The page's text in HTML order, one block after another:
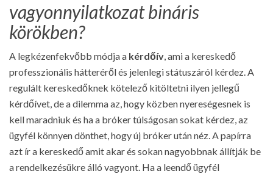
vagyonnyilatkozat bináris
körökben?
A legkézenfekvőbb módja a kérdőív, ami a kereskedő
professzionális hátteréről és jelenlegi státuszáról kérdez. A
regulált kereskedőknek kötelező kitöltetni ilyen jellegű
kérdőívet, de a dilemma az, hogy közben nyereségesnek is
kell maradniuk és ha a bróker túlságosan sokat kérdez, az
ügyfél könnyen dönthet, hogy új bróker után néz. A papírra
azt ír a kereskedő amit akar és sokan nagyobbnak állítják be
a rendelkezésükre álló vagyont. Ha a leendő ügyfél